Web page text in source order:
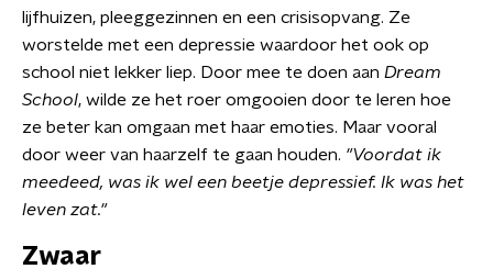
lijfhuizen, pleeggezinnen en een crisisopvang. Ze
worstelde met een depressie waardoor het ook op
school niet lekker liep. Door mee te doen aan Dream
School, wilde ze het roer omgooien door te leren hoe
ze beter kan omgaan met haar emoties. Maar vooral
door weer van haarzelf te gaan houden. "Voordat ik
meedeed, was ik wel een beetje depressief. Ik was het
leven zat."
Zwaar